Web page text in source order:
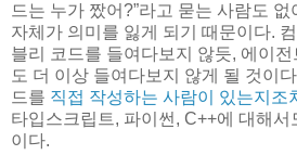
드는 누가 짰어?”라고 묻는 사람도
자체가 의미를 잃게 되기 때문이다.
블리 코드를 들여다보지 않듯, 에이전
도 더 이상 들여다보지 않게 될 것이
드를 직접 작성하는 사람이 있는지조
타입스크립트, 파이썬, C++에 대해서
이다.